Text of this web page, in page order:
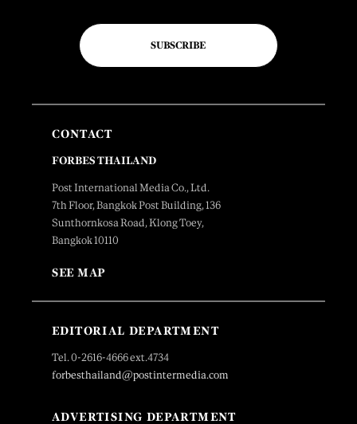
SUBSCRIBE
CONTACT
FORBES THAILAND
Post International Media Co., Ltd.
7th Floor, Bangkok Post Building, 136
Sunthornkosa Road, Klong Toey,
Bangkok 10110
SEE MAP
EDITORIAL DEPARTMENT
Tel. 0-2616-4666 ext.4734
forbesthailand@postintermedia.com
ADVERTISING DEPARTMENT